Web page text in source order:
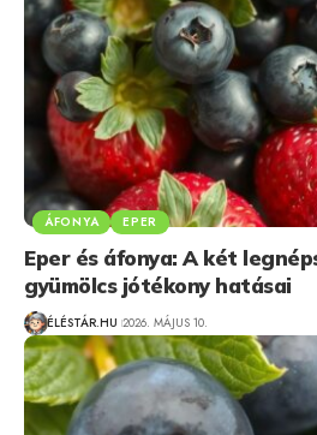
ÁFONYA EPER
Eper és áfonya: A két
gyümölcs jótékony hatásai
ÉLÉSTÁR.HU 2026. MÁJUS 10.